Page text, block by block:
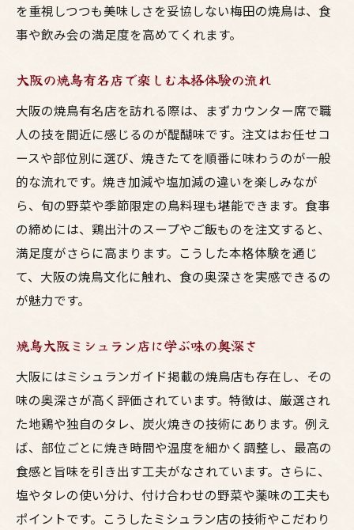
を重視しつつも美味しさを妥協しない梅田の焼鳥は、食
事や飲み会の満足度を高めてくれます。
大阪の焼鳥有名店で楽しむ本格体験の流れ
大阪の焼鳥有名店を訪れる際は、まずカウンター席で職
人の技を間近に感じるのが醍醐味です。注文はお任せコ
ースや部位別に選び、焼きたてを順番に味わうのが一般
的な流れです。焼き加減や塩加減の違いを楽しみなが
ら、旬の野菜や季節限定の鳥料理も堪能できます。食事
の締めには、鶏出汁のスープやご飯ものを注文すると、
満足度がさらに高まります。こうした本格体験を通じ
て、大阪の焼鳥文化に触れ、食の奥深さを実感できるの
が魅力です。
焼鳥大阪ミシュラン店に学ぶ味の奥深さ
大阪にはミシュランガイド掲載の焼鳥店も存在し、その
味の奥深さが高く評価されています。特徴は、厳選され
た地鶏や独自のタレ、炭火焼きの技術にあります。例え
ば、部位ごとに焼き時間や温度を細かく調整し、最高の
食感と旨味を引き出す工夫がなされています。さらに、
塩やタレの使い分け、付け合わせの野菜や薬味の工夫も
ポイントです。こうしたミシュラン店の技術やこだわり